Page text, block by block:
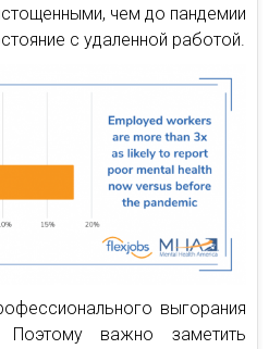
чем до пандемии
с удаленной работой.
выгорания
Поэтому важно заметить